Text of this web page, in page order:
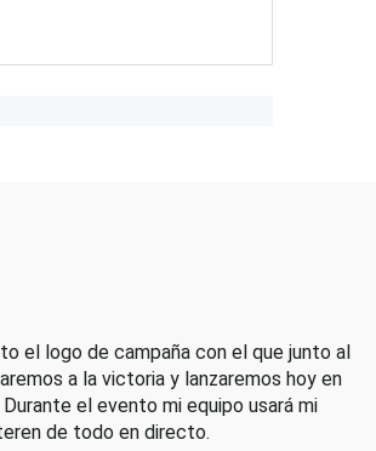
el logo de campaña con el que junto al
a la victoria y lanzaremos hoy en
el evento mi equipo usará mi